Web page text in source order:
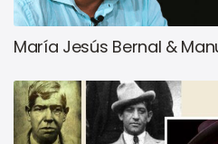
María Jesús Bernal &